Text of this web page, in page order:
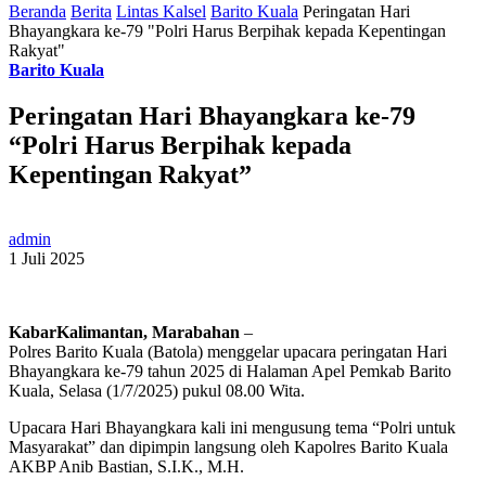
Beranda Berita Lintas Kalsel Barito Kuala Peringatan Hari
Bhayangkara ke-79 "Polri Harus Berpihak kepada Kepentingan
Rakyat"
Barito Kuala
Peringatan Hari Bhayangkara ke-79
“Polri Harus Berpihak kepada
Kepentingan Rakyat”
admin
1 Juli 2025
KabarKalimantan, Marabahan –
Polres Barito Kuala (Batola) menggelar upacara peringatan Hari
Bhayangkara ke-79 tahun 2025 di Halaman Apel Pemkab Barito
Kuala, Selasa (1/7/2025) pukul 08.00 Wita.
Upacara Hari Bhayangkara kali ini mengusung tema “Polri untuk
Masyarakat” dan dipimpin langsung oleh Kapolres Barito Kuala
AKBP Anib Bastian, S.I.K., M.H.